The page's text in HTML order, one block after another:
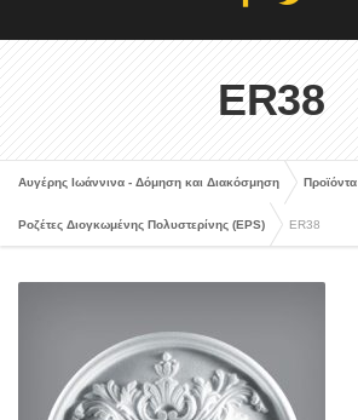
ER38
Αυγέρης Ιωάννινα - Δόμηση και Διακόσμηση Προϊόντα
Ροζέτες Διογκωμένης Πολυστερίνης (EPS) ER38